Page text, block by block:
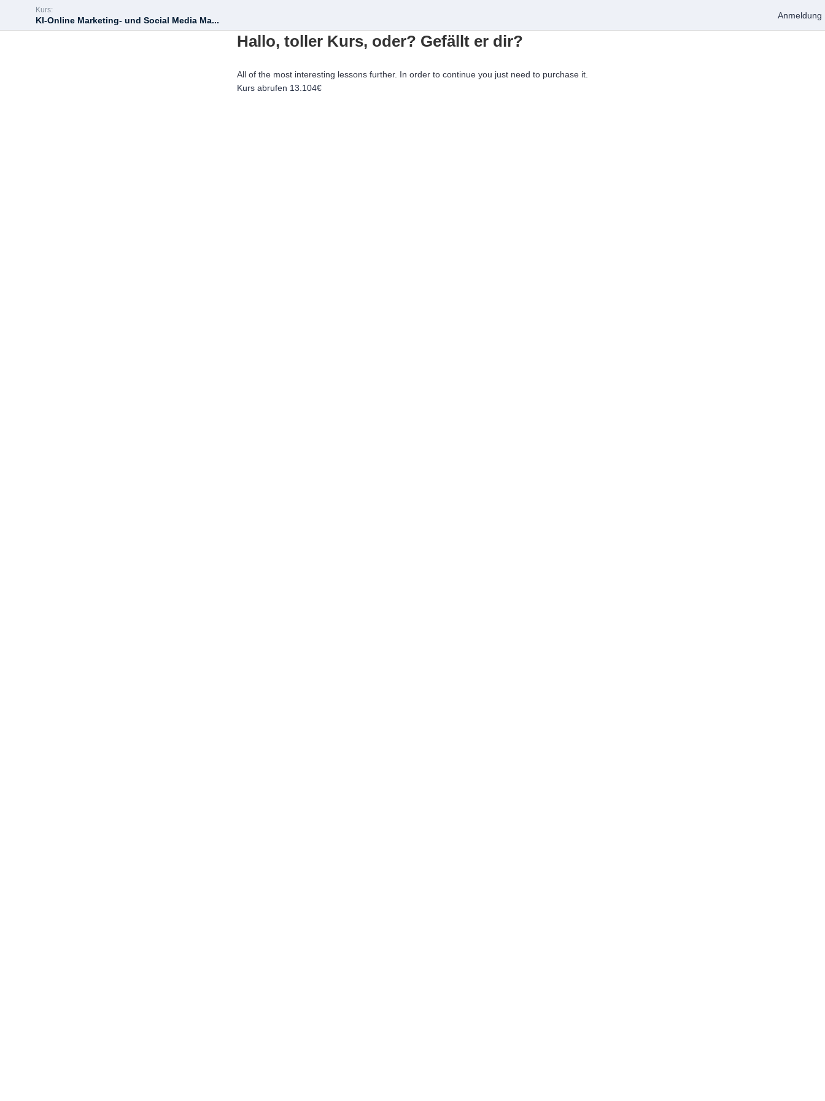
Kurs:
KI-Online Marketing- und Social Media Ma... Anmeldung
Hallo, toller Kurs, oder? Gefällt er dir?
All of the most interesting lessons further. In order to continue you just need to purchase it.
Kurs abrufen 13.104€